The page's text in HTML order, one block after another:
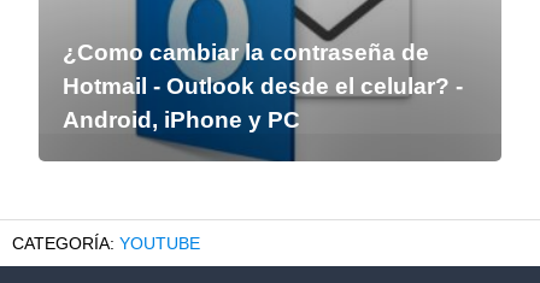
¿Como cambiar la contraseña de
Hotmail - Outlook desde el celular? -
Android, iPhone y PC
YOUTUBE